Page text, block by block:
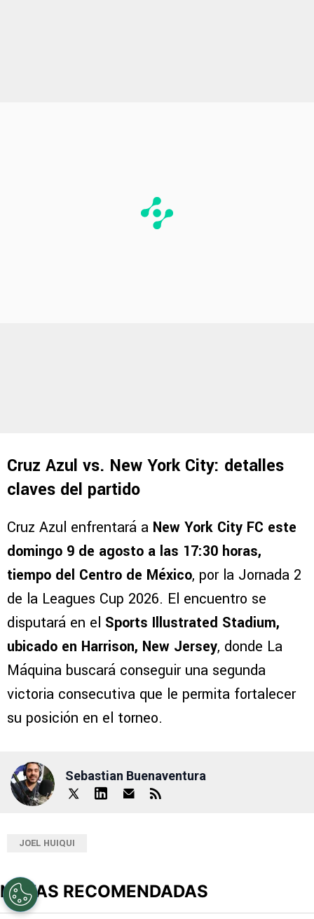
Cruz Azul vs. New York City: detalles
claves del partido
Cruz Azul enfrentará a New York City FC este
domingo 9 de agosto a las 17:30 horas,
tiempo del Centro de México, por la Jornada 2
de la Leagues Cup 2026. El encuentro se
disputará en el Sports Illustrated Stadium,
ubicado en Harrison, New Jersey, donde La
Máquina buscará conseguir una segunda
victoria consecutiva que le permita fortalecer
su posición en el torneo.
Sebastian Buenaventura
JOEL HUIQUI
NOTAS RECOMENDADAS